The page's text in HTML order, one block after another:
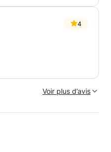
4
Voir plus d’avis